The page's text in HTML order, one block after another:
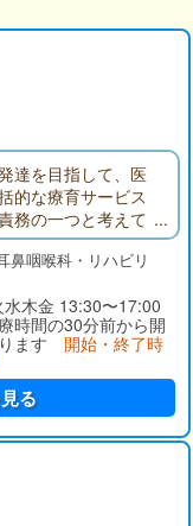
達を目指して、医
的な療育サービス
務の一つと考えて
援まで幅の広い事
促し、子供たちが
よう自立の力を
鼻咽喉科・リハビリ
木金 13:30〜17:00
間の30分前から開
ます 開始・終了時
る